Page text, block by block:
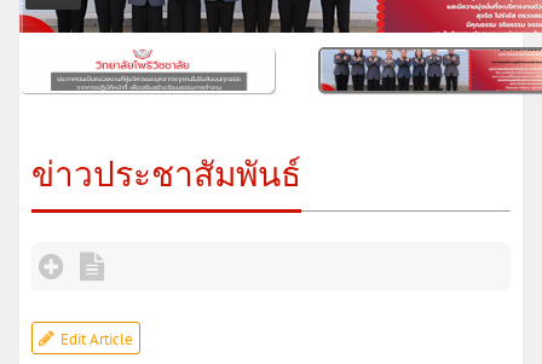
ข่าวประชาสัมพันธ์
Edit Article